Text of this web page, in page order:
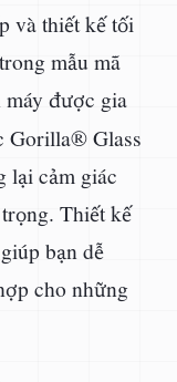
và thiết kế tối
mẫu mã
được gia
Gorilla® Glass
lại cảm giác
Thiết kế
bạn dễ
cho những